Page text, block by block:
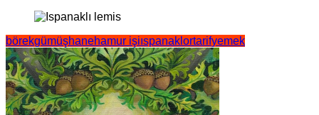
börekgümüşhanehamur işiıspanak lortarifyemek